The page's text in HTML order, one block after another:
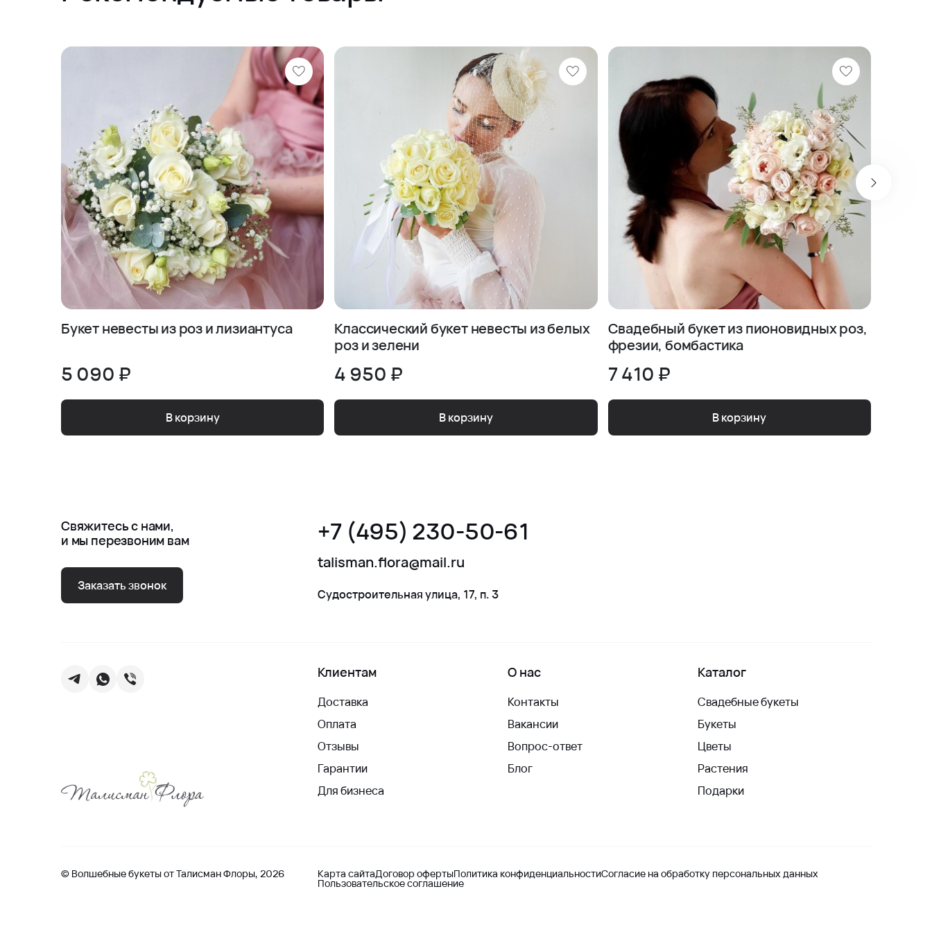
Букет невесты из роз и лизиантуса
5 090 ₽
В корзину
Классический букет невесты из белых
роз и зелени
4 950 ₽
В корзину
Свадебный букет из пионовидных роз,
фрезии, бомбастика
7 410 ₽
В корзину
Свяжитесь с нами,
и мы перезвоним вам
Заказать звонок
+7 (495) 230-50-61
talisman.flora@mail.ru
Судостроительная улица, 17, п. 3
Клиентам
Доставка
Оплата
Отзывы
Гарантии
Для бизнеса
О нас
Контакты
Вакансии
Вопрос-ответ
Блог
Каталог
Свадебные букеты
Букеты
Цветы
Растения
Подарки
© Волшебные букеты от Талисман Флоры, 2026 Карта сайтаДоговор офертыПолитика конфиденциальностиСогласие на обработку персональных данных
Пользовательское соглашение